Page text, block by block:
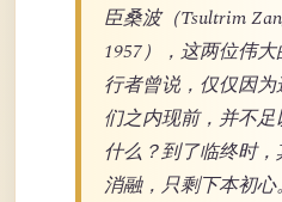
臣桑波（Tsultrim
1957），这两位伟
行者曾说，仅仅因
们之内现前，并不
什么？到了临终时
消融，只剩下本初